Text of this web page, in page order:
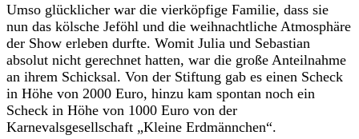
Umso glücklicher war die vierköpfige Familie, dass sie
nun das kölsche Jeföhl und die weihnachtliche Atmosphäre
der Show erleben durfte. Womit Julia und Sebastian
absolut nicht gerechnet hatten, war die große Anteilnahme
an ihrem Schicksal. Von der Stiftung gab es einen Scheck
in Höhe von 2000 Euro, hinzu kam spontan noch ein
Scheck in Höhe von 1000 Euro von der
Karnevalsgesellschaft „Kleine Erdmännchen“.